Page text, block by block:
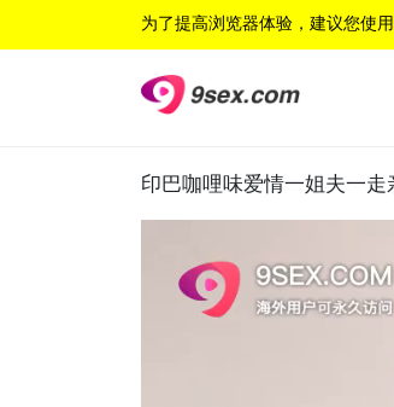
为了提高浏览器体验，建议您使
印巴咖哩味爱情一姐夫一